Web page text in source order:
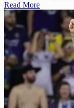
Read More